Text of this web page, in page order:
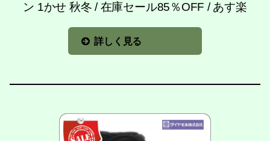
ン 1かせ 秋冬 / 在庫セール85％OFF / あす楽
詳しく見る